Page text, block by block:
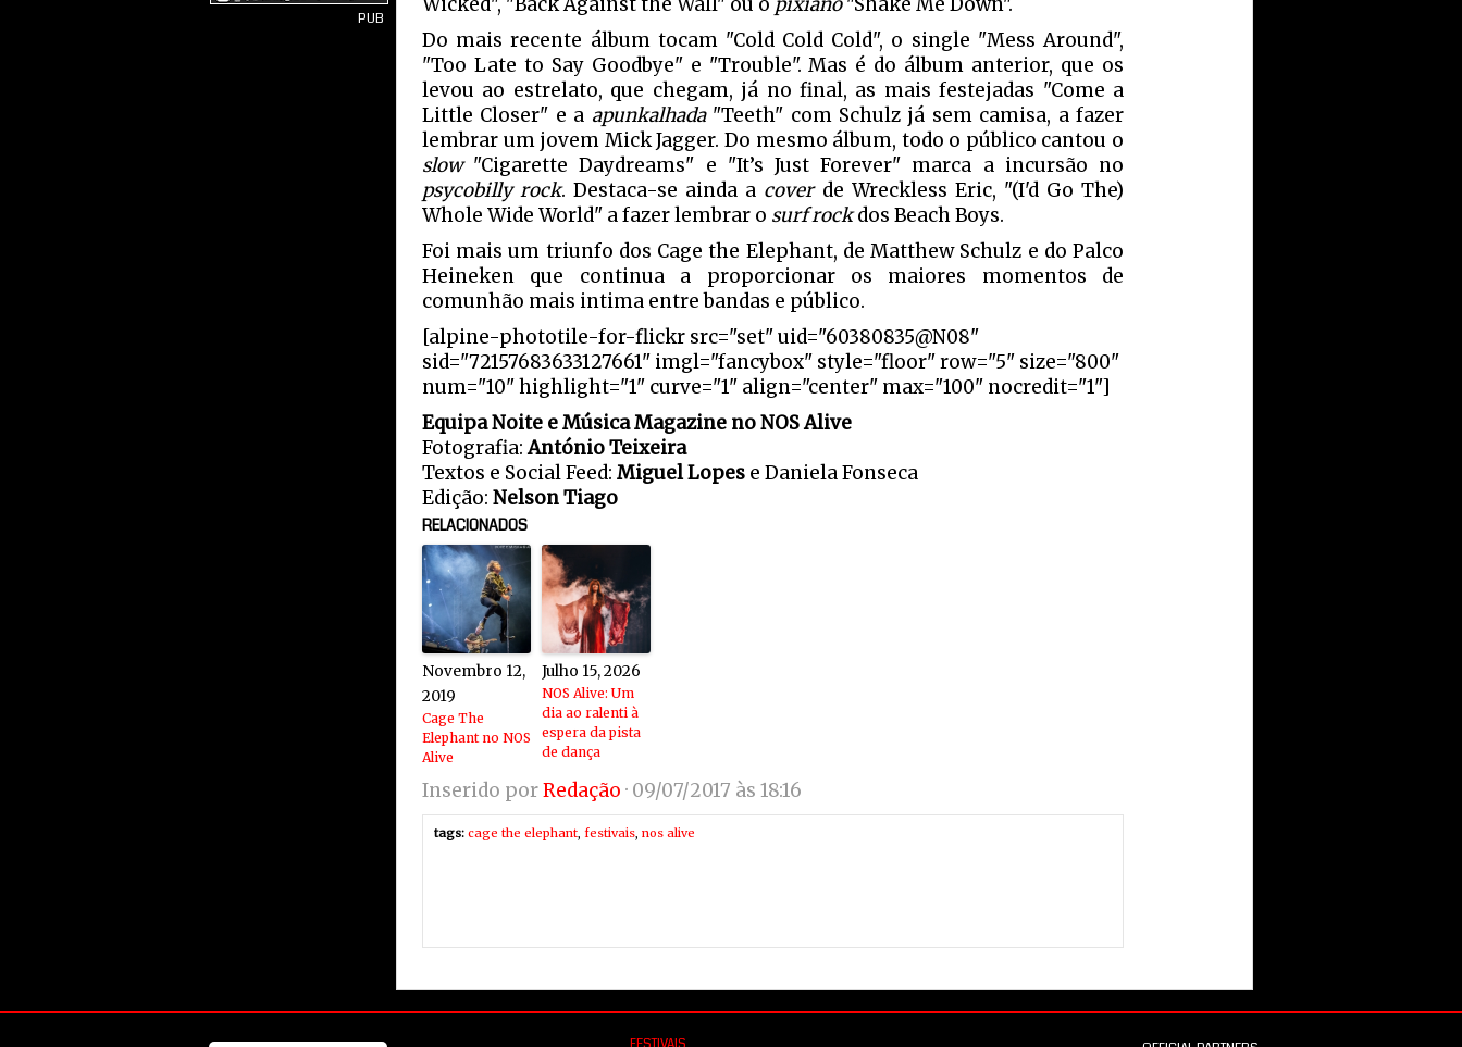
PUB
Do mais recente álbum tocam "Cold Cold Cold", o single "Mess Around",
"Too Late to Say Goodbye" e "Trouble". Mas é do álbum anterior, que os
levou ao estrelato, que chegam, já no final, as mais festejadas "Come a
Little Closer" e a apunkalhada"Teeth" com Schulz já sem camisa, a fazer
lembrar um jovem Mick Jagger. Do mesmo álbum, todo o público cantou o
slow"Cigarette Daydreams" e "It’s Just Forever" marca a incursão no
psycobilly rock. Destaca-se ainda a coverde Wreckless Eric, "(I'd Go The)
Whole Wide World" a fazer lembrar o surf rockdos Beach Boys.
Foi mais um triunfo dos Cage the Elephant, de Matthew Schulz e do Palco
Heineken que continua a proporcionar os maiores momentos de
comunhão mais intima entre bandas e público.
[alpine-phototile-for-flickr src="set" uid="60380835@N08"
sid="72157683633127661" imgl="fancybox" style="floor" row="5" size="800"
num="10" highlight="1" curve="1" align="center" max="100" nocredit="1"]
Equipa Noite e Música Magazine no NOS Alive
Fotografia:António Teixeira
Textos e Social Feed: Miguel Lopes e Daniela Fonseca
Edição: Nelson Tiago
RELACIONADOS
Novembro 12,
2019
Cage The
Elephant no NOS
Alive
Julho 15, 2026
NOS Alive: Um
dia ao ralenti à
espera da pista
de dança
Inserido porRedação · 09/07/2017 às 18:16
tags: cage the elephant, festivais, nos alive